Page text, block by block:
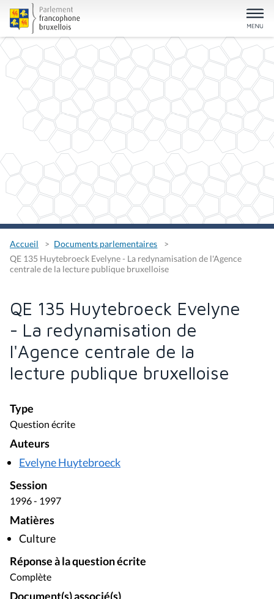
Accueil
Documents parlementaires
QE 135 Huytebroeck Evelyne - La redynamisation de l'Agence
centrale de la lecture publique bruxelloise
QE 135 Huytebroeck Evelyne
- La redynamisation de
l'Agence centrale de la
lecture publique bruxelloise
Type
Question écrite
Auteurs
Evelyne Huytebroeck
Session
1996 - 1997
Matières
Culture
Réponse à la question écrite
Complète
Document(s) associé(s)